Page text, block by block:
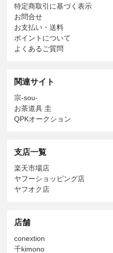
特定商取引に基づく表示
お問合せ
お支払い・送料
ポイントについて
よくあるご質問
関連サイト
宗-sou-
お茶道具 圭
QPKオークション
支店一覧
楽天市場店
ヤフーショッピング店
ヤフオク店
店舗
conextion
千kimono